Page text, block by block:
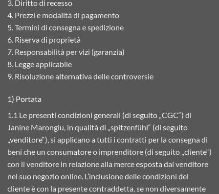
3. Diritto di recesso
4. Prezzi e modalità di pagamento
5. Termini di consegna e spedizione
6. Riserva di proprietà
7. Responsabilità per vizi (garanzia)
8. Legge applicabile
9. Risoluzione alternativa delle controversie
1) Portata
1.1 Le presenti condizioni generali (di seguito „CGC“) di
Janine Marongiu, in qualità di „spitzenfühl“ (di seguito
„venditore“), si applicano a tutti i contratti per la consegna di
beni che un consumatore o imprenditore (di seguito „cliente“)
con il venditore in relazione alla merce esposta dal venditore
nel suo negozio online. L’inclusione delle condizioni del
cliente è con la presente contraddetta, se non diversamente